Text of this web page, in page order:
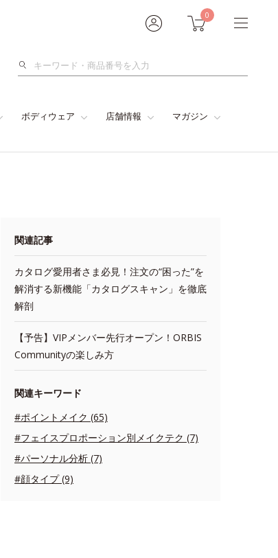
0
検
ボディウェア 店舗情報 マガジン
関連記事
カタログ愛用者さま必見！注文の“困った”を
解消する新機能「カタログスキャン」を徹底
解剖
【予告】VIPメンバー先行オープン！ORBIS
Communityの楽しみ方
関連キーワード
#ポイントメイク (65)
#フェイスプロポーション別メイクテク (7)
#パーソナル分析 (7)
#顔タイプ (9)